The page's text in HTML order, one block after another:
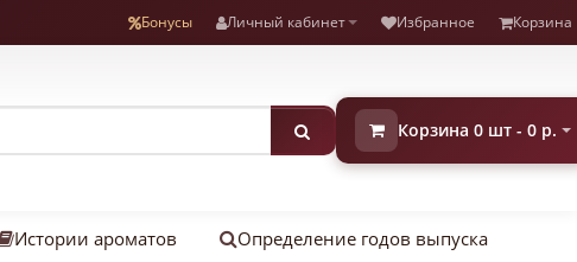
Бонусы Личный кабинет Избранное Корзина
Корзина 0 шт - 0 р.
Истории ароматов Определение годов выпуска